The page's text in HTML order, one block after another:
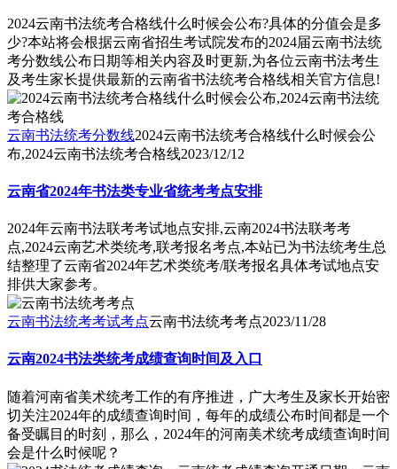
2024云南书法统考合格线什么时候会公布?具体的分值会是多
少?本站将会根据云南省招生考试院发布的2024届云南书法统
考分数线公布日期等相关内容及时更新,为各位云南书法考生
及考生家长提供最新的云南省书法统考合格线相关官方信息!
云南书法统考分数线2024云南书法统考合格线什么时候会公
布,2024云南书法统考合格线2023/12/12
云南省2024年书法类专业省统考考点安排
2024年云南书法联考考试地点安排,云南2024书法联考考
点,2024云南艺术类统考,联考报名考点,本站已为书法统考生总
结整理了云南省2024年艺术类统考/联考报名具体考试地点安
排供大家参考。
云南书法统考考试考点云南书法统考考点2023/11/28
云南2024书法类统考成绩查询时间及入口
随着河南省美术统考工作的有序推进，广大考生及家长开始密
切关注2024年的成绩查询时间，每年的成绩公布时间都是一个
备受瞩目的时刻，那么，2024年的河南美术统考成绩查询时间
会是什么时候呢？